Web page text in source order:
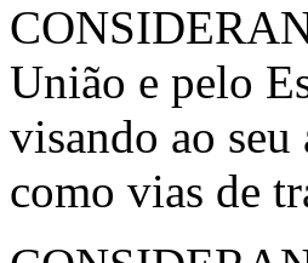
União e pelo
visando ao
como vias de